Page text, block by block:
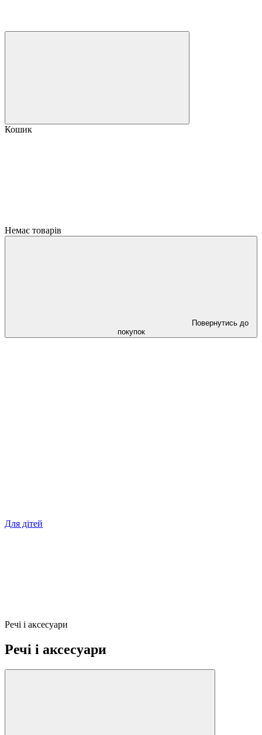
Кошик
Немає товарів
Повернутись до
покупок
Для дітей
Речі і аксесуари
Речі і аксесуари